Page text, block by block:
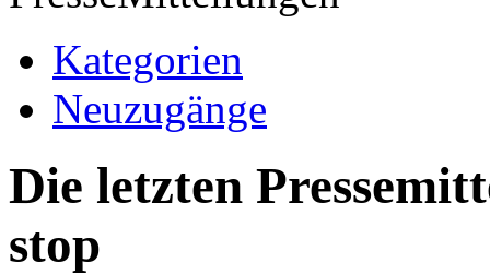
Kategorien
Neuzugänge
Die letzten
stop